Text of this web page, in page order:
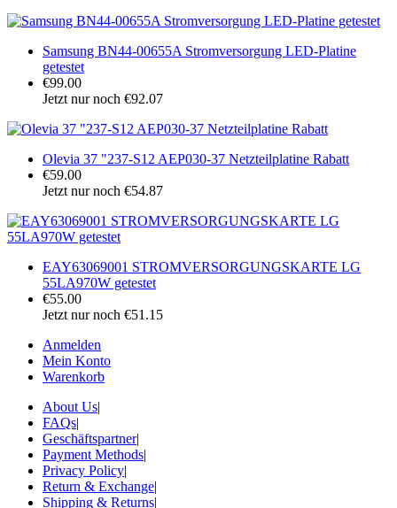
Samsung BN44-00655A Stromversorgung LED-Platine
getestet
€99.00
Jetzt nur noch €92.07
Olevia 37 "237-S12 AEP030-37 Netzteilplatine Rabatt
€59.00
Jetzt nur noch €54.87
EAY63069001 STROMVERSORGUNGSKARTE LG
55LA970W getestet
€55.00
Jetzt nur noch €51.15
Anmelden
Mein Konto
Warenkorb
About Us|
FAQs|
Geschäftspartner|
Payment Methods|
Privacy Policy|
Return & Exchange|
Shipping & Returns|